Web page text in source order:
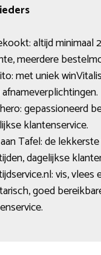
altijd minimaal
meerdere
met uniek
gepassioneerd
klantenservice.
Tafel: de
dagelijkse
vis, vlees
goed